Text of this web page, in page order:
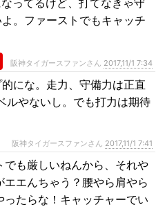
ってるけど、打てなきゃ守
。ファーストでもキャッチ
阪神タイガースファンさん 2017,11/1 7:34
にな。走力、守備力は正直
ルやないし。でも打力は期待
阪神タイガースファンさん 2017,11/1 7:41
でも厳しいねんから、それや
エエんちゃう？腰やら肩やら
ったらな！キャッチャーでい